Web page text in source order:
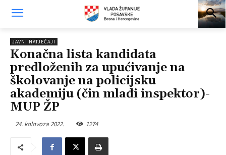
JAVNI NATJEČAJI
Konačna lista kandidata
predloženih za upućivanje na
školovanje na policijsku
akademiju (čin mlađi inspektor)-
MUP ŽP
24. kolovoza 2022. 1274